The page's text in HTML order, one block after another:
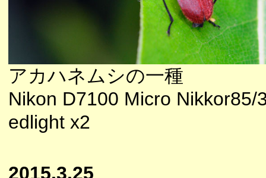
アカハネムシの一種
Nikon D7100 Micro Nikkor85/
edlight x2
2015.3.25